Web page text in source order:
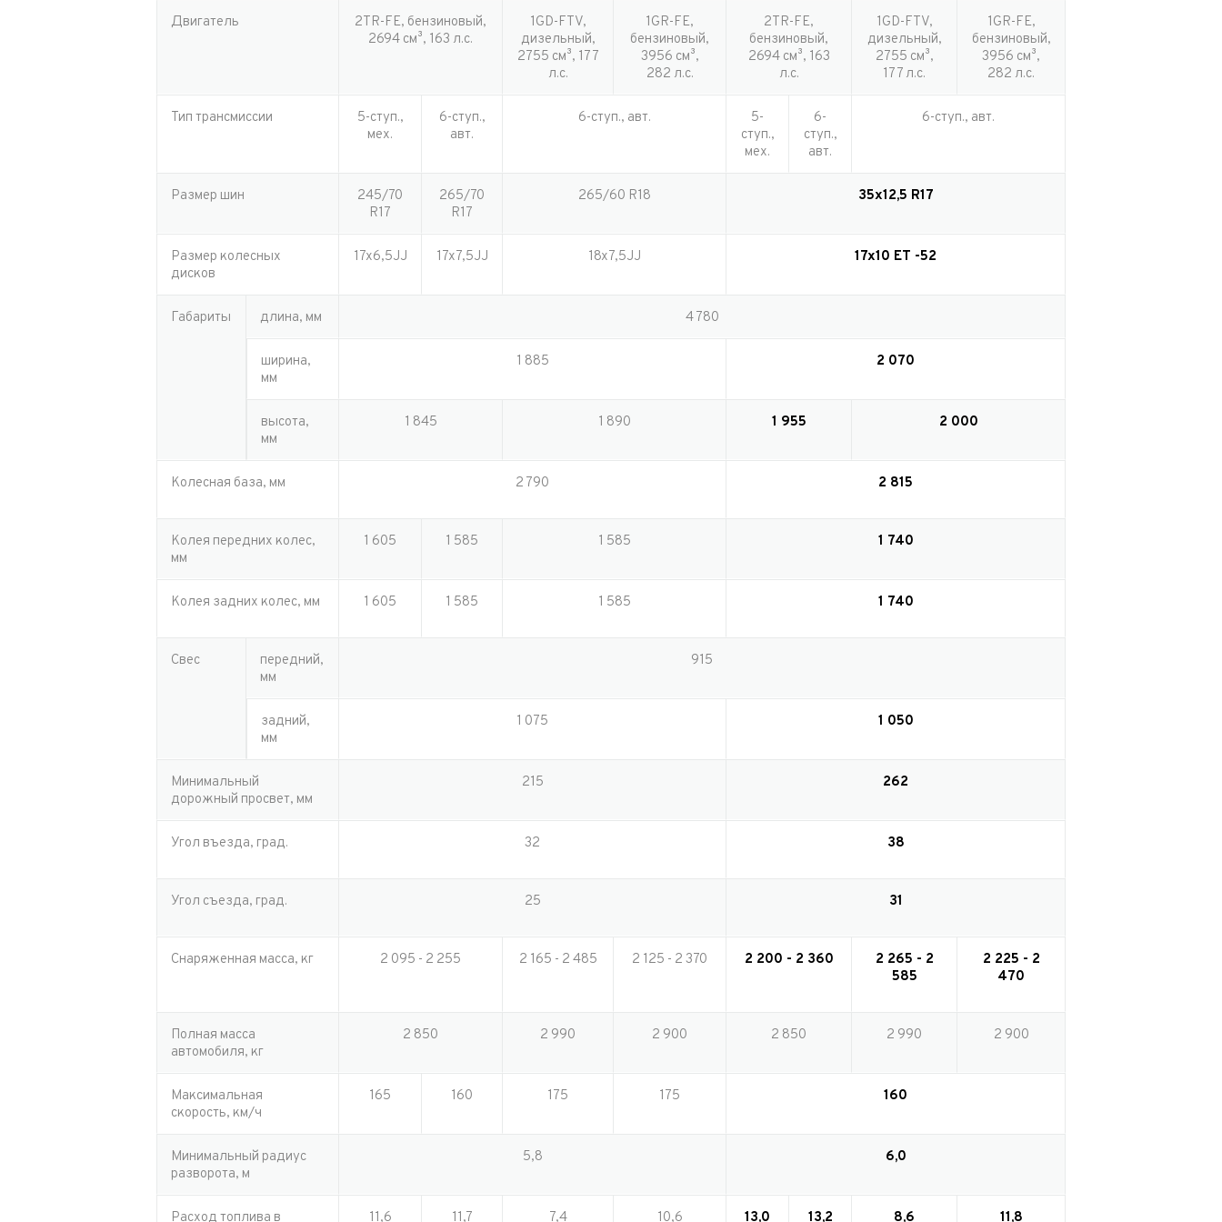
Двигатель
2TR-FE, бензиновый,
2694 см³, 163 л.с.
1GD-FTV,
дизельный,
2755 см³, 177
л.с.
1GR-FE,
бензиновый,
3956 см³,
282 л.с.
2TR-FE,
бензиновый,
2694 см³, 163
л.с.
1GD-FTV,
дизельный,
2755 см³,
177 л.с.
1GR-FE,
бензиновый,
3956 см³,
282 л.с.
Тип трансмиссии
5-ступ.,
мех.
6-ступ.,
авт.
6-ступ., авт.
5-
ступ.,
мех.
6-
ступ.,
авт.
6-ступ., авт.
Размер шин
245/70
R17
265/70
R17
265/60 R18 35x12,5 R17
Размер колесных
дисков
17x6,5JJ 17x7,5JJ 18x7,5JJ 17x10 ET -52
Габариты длина, мм 4 780
ширина,
мм
1 885 2 070
высота,
мм
1 845 1 890 1 955 2 000
Колесная база, мм 2 790 2 815
Колея передних колес,
мм
1 605 1 585 1 585 1 740
Колея задних колес, мм 1 605 1 585 1 585 1 740
Свес
передний,
мм
915
задний,
мм
1 075 1 050
Минимальный
дорожный просвет, мм
215 262
Угол въезда, град. 32 38
Угол съезда, град. 25 31
Снаряженная масса, кг 2 095 - 2 255 2 165 - 2 485 2 125 - 2 370 2 200 - 2 360
2 265 - 2
585
2 225 - 2
470
Полная масса
автомобиля, кг
2 850 2 990 2 900 2 850 2 990 2 900
Максимальная
скорость, км/ч
165 160 175 175 160
Минимальный радиус
разворота, м
5,8 6,0
Расход топлива в 11,6 11,7 7,4 10,6 13,0 13,2 8,6 11,8
об обработке персональных данных
Год выпуска*
Количество владельцев
Принимаю условия об обработке персональных данных
Пробег
Количество владельцев
Принимаю условия об обработке персональных данных